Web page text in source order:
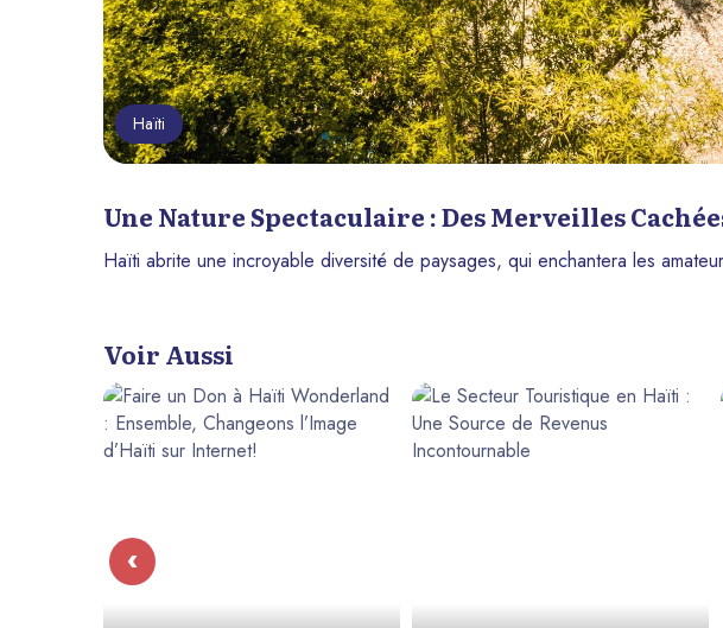
Haïti
Une Nature Spectaculaire : Des Merveilles
Haïti abrite une incroyable diversité de paysages, qui enchantera les
Voir Aussi
‹